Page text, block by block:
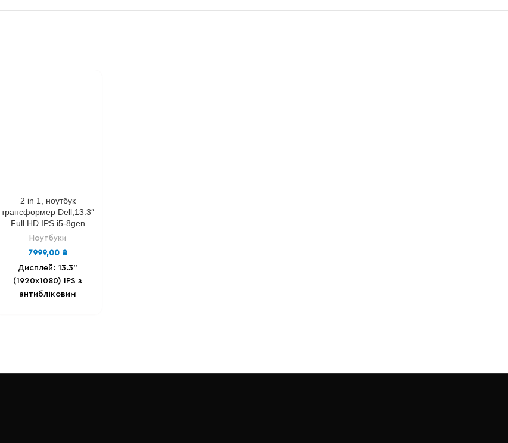
2 in 1, ноутбук
трансформер Dell,13.3″
Full HD IPS i5-8gen
Ноутбуки
7999,00 ₴
Дисплей: 13.3"
(1920х1080) IPS з
антибліковим
Intel® HD Graphics 620